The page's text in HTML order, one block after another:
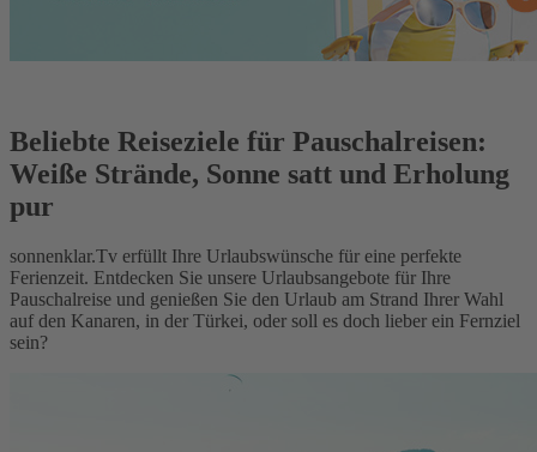
Beliebte Reiseziele für Pauschalreisen:
Weiße Strände, Sonne satt und Erholung
pur
sonnenklar.Tv erfüllt Ihre Urlaubswünsche für eine perfekte
Ferienzeit. Entdecken Sie unsere Urlaubsangebote für Ihre
Pauschalreise und genießen Sie den Urlaub am Strand Ihrer Wahl
auf den Kanaren, in der Türkei, oder soll es doch lieber ein Fernziel
sein?